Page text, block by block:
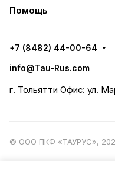
Помощь
+7 (8482) 44-00-64
info@Tau-Rus.com
г. Тольятти Офис: ул.
© ООО ПКФ «ТАУРУС»,